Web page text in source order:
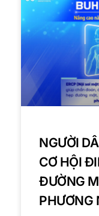
NGƯỜI
CƠ HỘI
ĐƯỜNG
PHƯƠNG